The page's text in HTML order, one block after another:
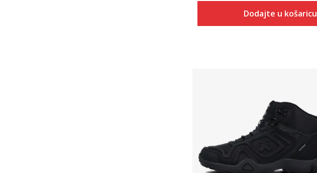
Dodajte u košaricu
Uporedi